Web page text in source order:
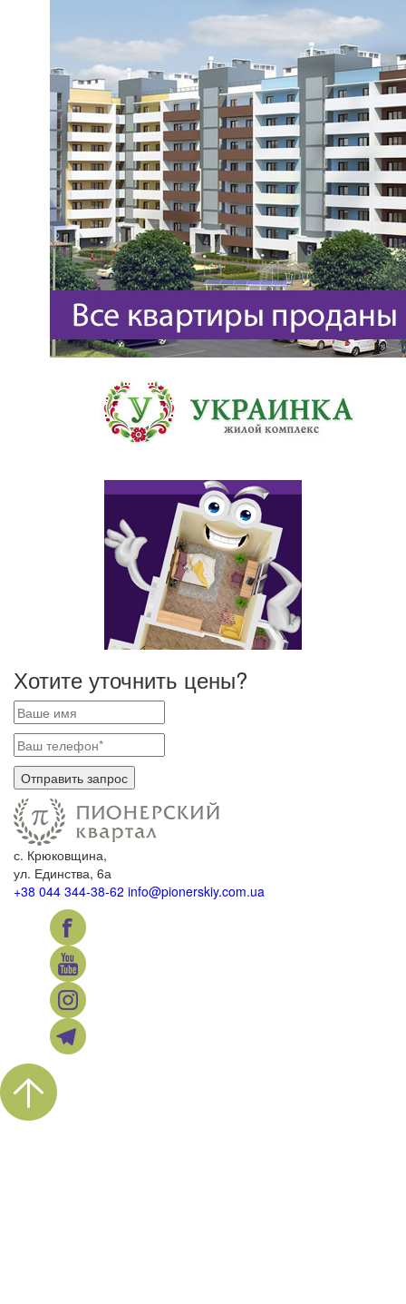
Хотите уточнить цены?
с. Крюковщина,
ул. Единства, 6а
+38 044 344-38-62 info@pionerskiy.com.ua